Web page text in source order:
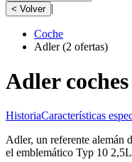
< Volver |
Coche
Adler(2 ofertas)
Adler
HistoriaCaracterísticas
Adler, un referente alemán
el emblemático Typ 10